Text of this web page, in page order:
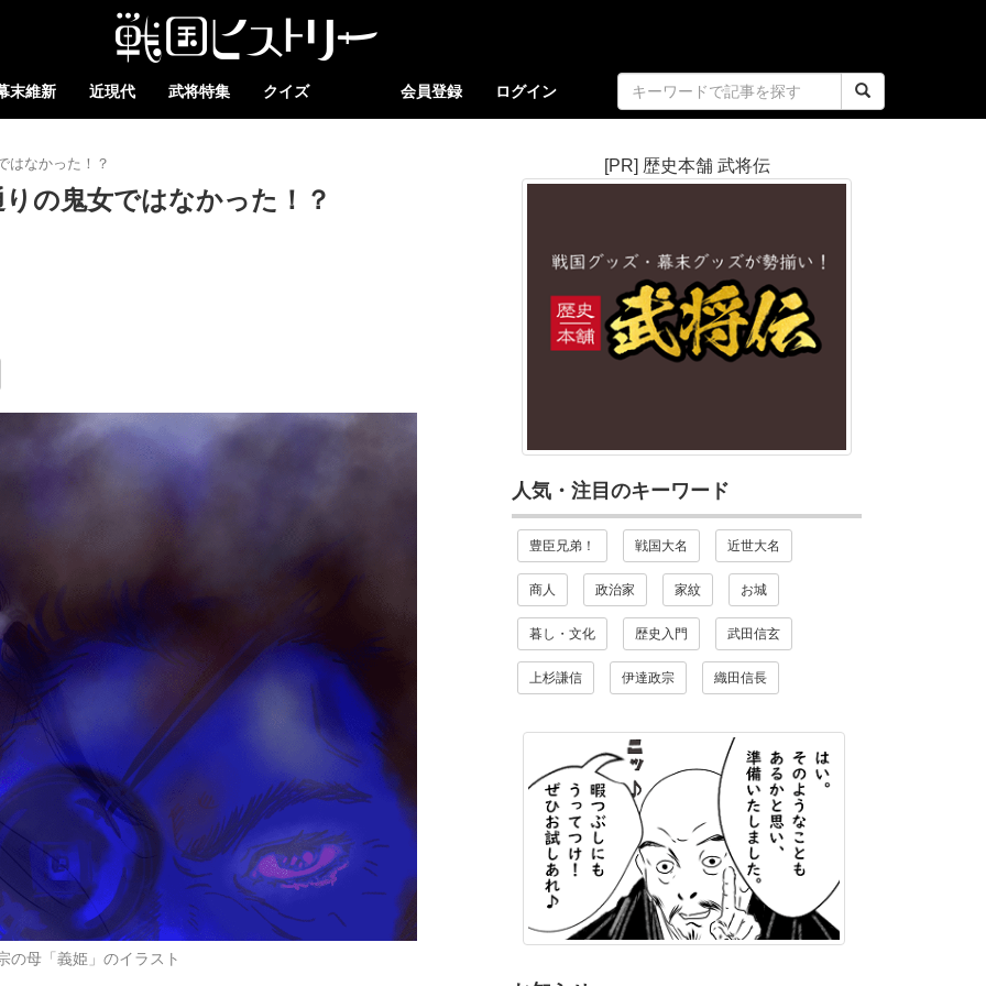
末維新 近現代 武将特集 クイズ 会員登録 ログイン
はなかった！？
の鬼女ではなかった！？
の母「義姫」のイラスト
[PR] 歴史本舗 武将伝
人気・注目のキーワード
豊臣兄弟！ 戦国大名 近世大名
商人 政治家 家紋 お城
暮し・文化 歴史入門 武田信玄
上杉謙信 伊達政宗 織田信長